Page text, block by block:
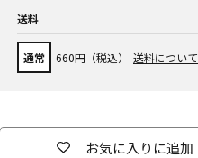
送料
通常 660円（税込） 送料について
お気に入りに追加